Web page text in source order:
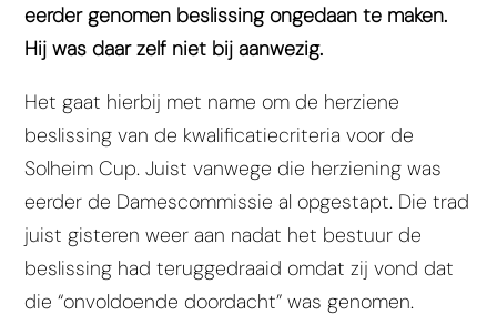
eerder genomen beslissing ongedaan te maken.
Hij was daar zelf niet bij aanwezig.
Het gaat hierbij met name om de herziene
beslissing van de kwalificatiecriteria voor de
Solheim Cup. Juist vanwege die herziening was
eerder de Damescommissie al opgestapt. Die trad
juist gisteren weer aan nadat het bestuur de
beslissing had teruggedraaid omdat zij vond dat
die “onvoldoende doordacht” was genomen.